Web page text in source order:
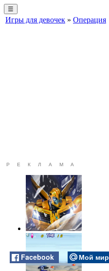
☰
Игры для девочек » Операция
РЕКЛАМА
Facebook Мой мир